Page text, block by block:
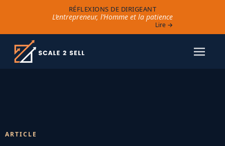
RÉFLEXIONS DE DIRIGEANT
L’entrepreneur, l’Homme et la patience
Lire →
ARTICLE